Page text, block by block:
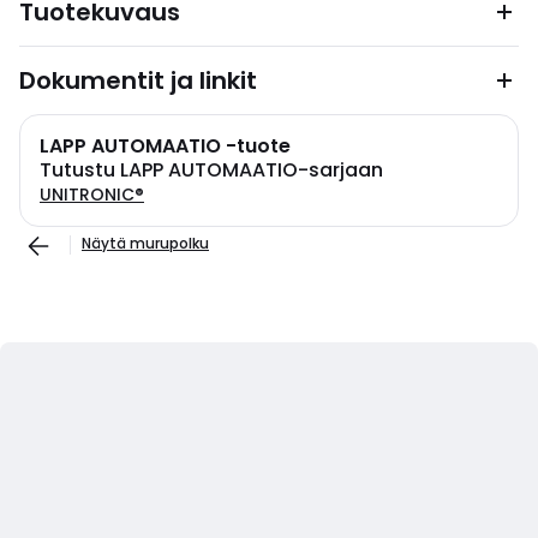
Tuotekuvaus
Dokumentit ja linkit
LAPP AUTOMAATIO -tuote
Tutustu LAPP AUTOMAATIO-sarjaan
UNITRONIC®
Näytä murupolku